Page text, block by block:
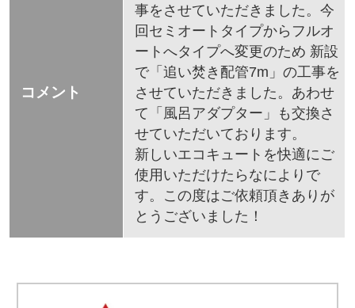
コメント
事をさせていただきました。今
回セミオートタイプからフルオ
ートへタイプへ変更のため 新設
で「追い焚き配管7m」の工事を
させていただきました。あわせ
て「風呂アダプター」も交換さ
せていただいております。
新しいエコキュートを快適にご
使用いただけたらなによりで
す。この度はご依頼頂きありが
とうございました！